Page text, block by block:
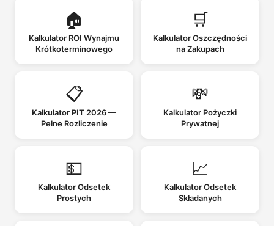
🏠
Kalkulator ROI Wynajmu
Krótkoterminowego
🛒
Kalkulator Oszczędności
na Zakupach
📋
Kalkulator PIT 2026 —
Pełne Rozliczenie
💸
Kalkulator Pożyczki
Prywatnej
💵
Kalkulator Odsetek
Prostych
📈
Kalkulator Odsetek
Składanych